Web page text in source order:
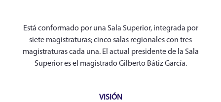
Está conformado por una Sala Superior, integrada por
siete magistraturas; cinco salas regionales con tres
magistraturas cada una. El actual presidente de la Sala
Superior es el magistrado Gilberto Bátiz García.
VISIÓN